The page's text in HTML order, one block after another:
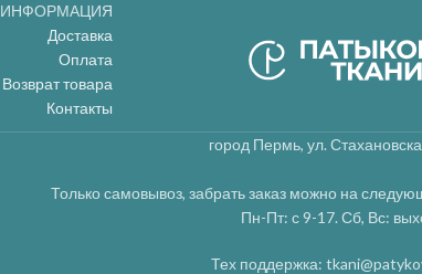
ИНФОРМАЦИЯ
Доставка
Оплата
Возврат товара
Контакты
город Пермь, ул.
Только самовывоз, забрать заказ можно на
Пн-Пт: с 9-17. Сб, Вс:
Тех поддержка: